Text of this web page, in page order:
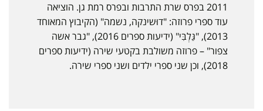
2011 בפרס שרת התרבות ובפרס רמת גן. הוציאה
עוד ספרי פרוזה: "דוּשינקה, נשמה" (הקיבוץ המאוחד
2013), "גַּלְבִּי" (ידיעות ספרים 2016), "גבר אשה
צפור" – פרוזה משולבת בקטעי שירה (ידיעות ספרים
2018), וכן שני ספרי ילדים ושני ספרי שירה.